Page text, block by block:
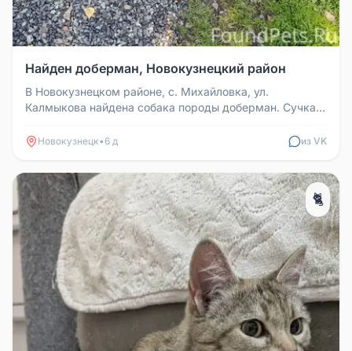
Найден доберман, Новокузнецкий район
В Новокузнецком районе, с. Михайловка, ул.
Калмыкова найдена собака породы доберман. Сучка,
Новокузнецк•6 д из VK
🐈